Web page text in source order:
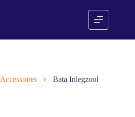
Accessoires »
Bata Inlegzool